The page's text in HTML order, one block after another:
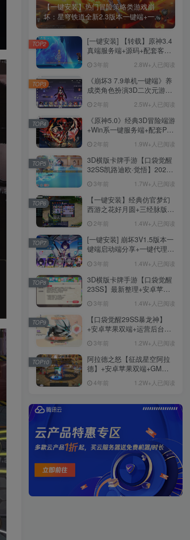
【一键安装】热门冒险策略类游戏崩
坏：星穹铁道全新2.3版本一键端+一...
[一键安装] 【转载】原神3.4
真端服务端+源码+配套客户
说明文件
3年前 2.8W+人已阅读
TOP2
《崩坏3 7.9单机一键端》养
成类角色扮演3D二次元游
用、无限资源、附带保姆级
安装教程
2年前 2.5W+人已阅读
TOP3
《原神5.0》经典3D冒险端游
+Win系一键服务端+配套PC
池文件
2年前 1.9W+人已阅读
TOP4
3D横版卡牌手游【口袋觉醒
32SS凯路迪欧·觉悟】2023
+支付对接+安卓苹果双端+运
营后台+GM授权后台+代理
后台
3年前 1.7W+人已阅读
TOP5
【一键安装】经典仿官梦幻
西游之花好月圆+三经脉版本
卡+剧情活动+视频搭建及其
他修改资料
2年前 1.4W+人已阅读
TOP6
[一键安装] 崩坏3V1.5版本一
键端启动端分享+一键代理
ID+详细指令+极简一键修改
3年前 1.4W+人已阅读
TOP7
3D横版卡牌手游【口袋觉醒
23SS】最新整理+安卓苹果
细搭建教程
3年前 1.4W+人已阅读
TOP8
【口袋觉醒29SS暴龙神】
+安卓苹果双端+运营后台
端 3年前 1.2W+人已阅读
TOP9
阿拉德之怒【征战星空阿拉
德】+安卓苹果双端+GM授
+详细教程
4年前 1.2W+人已阅读
TOP10